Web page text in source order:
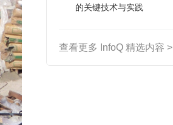
的关键技术与实践
查看更多 InfoQ 精选内容 >